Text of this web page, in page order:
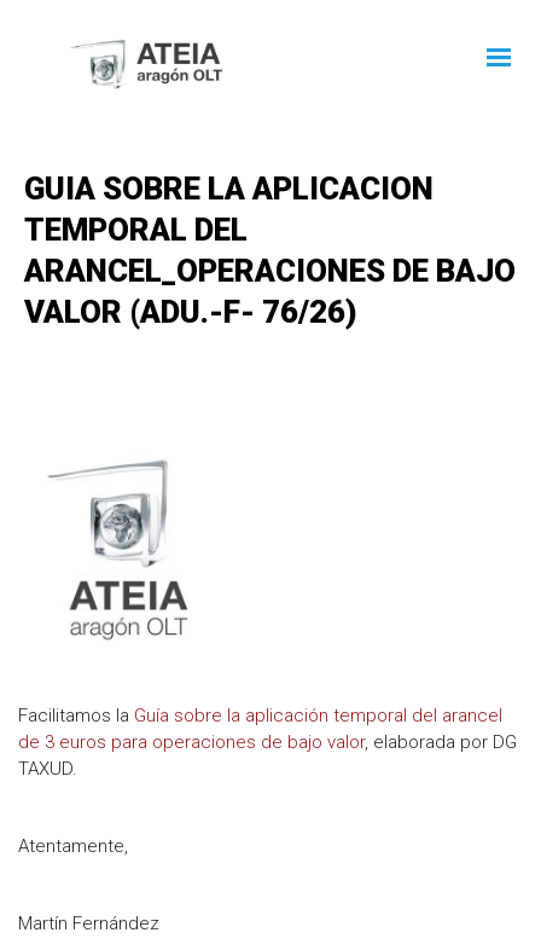
GUIA SOBRE LA APLICACION
TEMPORAL DEL
ARANCEL_OPERACIONES DE BAJO
VALOR (ADU.-F- 76/26)
Facilitamos la Guía sobre la aplicación temporal del arancel
de 3 euros para operaciones de bajo valor, elaborada por DG
TAXUD.
Atentamente,
Martín Fernández